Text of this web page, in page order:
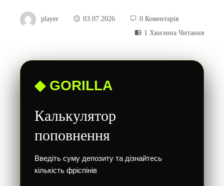
player 03.07.2026
0 Коментарів
1 Хвилина Читання
◆ GORILLA
Калькулятор
поповнення
Введіть суму депозиту та дізнайтесь
кількість фріспінів